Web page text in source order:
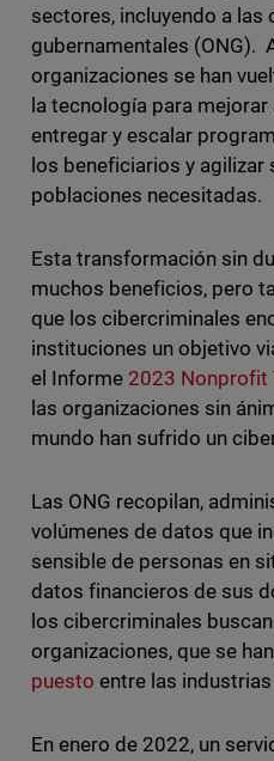
sectores, incluyendo a las
gubernamentales (ONG).
organizaciones se han
la tecnología para
entregar y escalar
los beneficiarios y agilizar
poblaciones necesitadas.
Esta transformación sin
muchos beneficios, pero
que los cibercriminales
instituciones un objetivo
el Informe 2023 Nonprofit
las organizaciones sin
mundo han sufrido un
Las ONG recopilan,
volúmenes de datos que
sensible de personas en
datos financieros de sus
los cibercriminales
organizaciones, que se
puesto entre las
En enero de 2022, un